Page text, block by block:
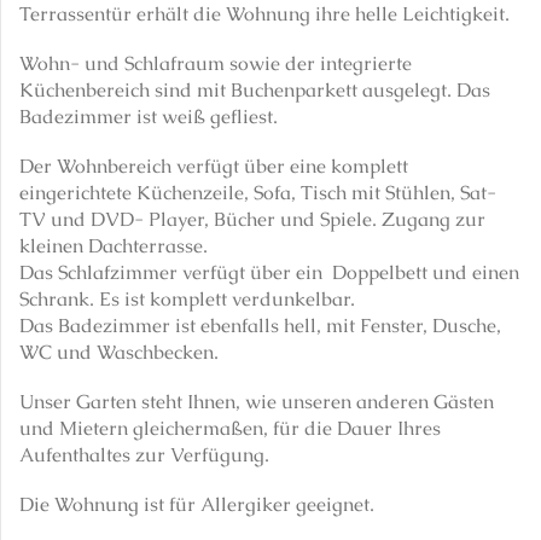
Terrassentür erhält die Wohnung ihre helle Leichtigkeit.
Wohn- und Schlafraum sowie der integrierte
Küchenbereich sind mit Buchenparkett ausgelegt. Das
Badezimmer ist weiß gefliest.
Der Wohnbereich verfügt über eine komplett
eingerichtete Küchenzeile, Sofa, Tisch mit Stühlen, Sat-
TV und DVD- Player, Bücher und Spiele. Zugang zur
kleinen Dachterrasse.
Das Schlafzimmer verfügt über ein Doppelbett und einen
Schrank. Es ist komplett verdunkelbar.
Das Badezimmer ist ebenfalls hell, mit Fenster, Dusche,
WC und Waschbecken.
Unser Garten steht Ihnen, wie unseren anderen Gästen
und Mietern gleichermaßen, für die Dauer Ihres
Aufenthaltes zur Verfügung.
Die Wohnung ist für Allergiker geeignet.